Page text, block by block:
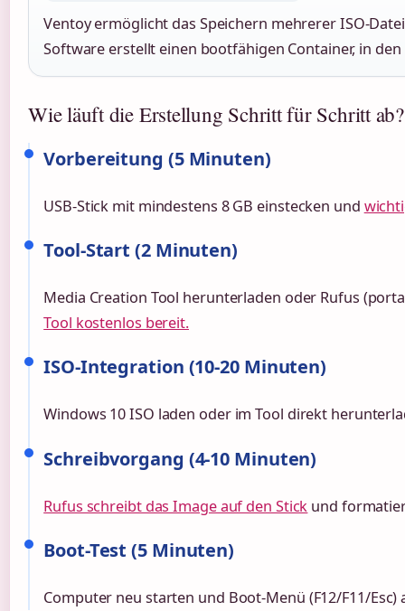
Ventoy ermöglicht das Speichern mehrerer ISO-
Software erstellt einen bootfähigen Container, in
Wie läuft die Erstellung Schritt für Schritt ab?
Vorbereitung (5 Minuten)
USB-Stick mit mindestens 8 GB einstecken und
Tool-Start (2 Minuten)
Media Creation Tool herunterladen oder Rufus
Tool kostenlos bereit.
ISO-Integration (10-20 Minuten)
Windows 10 ISO laden oder im Tool direkt
Schreibvorgang (4-10 Minuten)
Rufus schreibt das Image auf den Stick und
Boot-Test (5 Minuten)
Computer neu starten und Boot-Menü (F12/F11/Esc)